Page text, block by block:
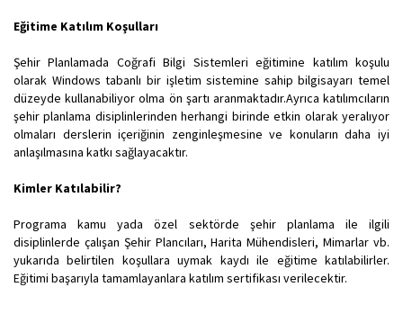
Eğitime Katılım Koşulları
Şehir Planlamada Coğrafi Bilgi Sistemleri eğitimine katılım koşulu
olarak Windows tabanlı bir işletim sistemine sahip bilgisayarı temel
düzeyde kullanabiliyor olma ön şartı aranmaktadır.Ayrıca katılımcıların
şehir planlama disiplinlerinden herhangi birinde etkin olarak yeralıyor
olmaları derslerin içeriğinin zenginleşmesine ve konuların daha iyi
anlaşılmasına katkı sağlayacaktır.
Kimler Katılabilir?
Programa kamu yada özel sektörde şehir planlama ile ilgili
disiplinlerde çalışan Şehir Plancıları, Harita Mühendisleri, Mimarlar vb.
yukarıda belirtilen koşullara uymak kaydı ile eğitime katılabilirler.
Eğitimi başarıyla tamamlayanlara katılım sertifikası verilecektir.